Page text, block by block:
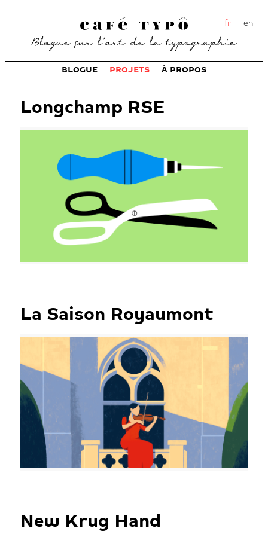
fr en
BLOGUE PROJETS À PROPOS
Longchamp RSE
La Saison Royaumont
New Krug Hand